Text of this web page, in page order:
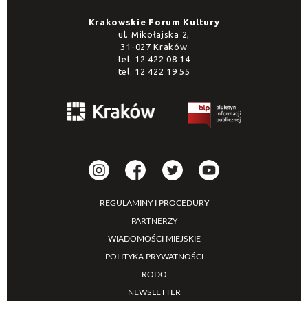
Krakowskie Forum Kultury
ul. Mikołajska 2,
31-027 Kraków
tel. 12 422 08 14
tel. 12 422 19 55
REGULAMINY I PROCEDURY
PARTNERZY
WIADOMOŚCI MIEJSKIE
POLITYKA PRYWATNOŚCI
RODO
NEWSLETTER